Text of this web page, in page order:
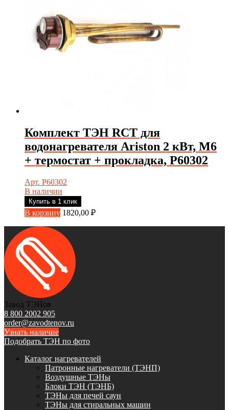
Комплект ТЭН RCT для
водонагревателя Ariston 2 кВт, М6
+ термостат + прокладка, Р60302
Арт. Р60302
В наличии
Купить в 1 клик
В корзину 1820,00 ₽
Завод ТЭНов
8 800 2002 905
order@zavodtenov.ru
Узнать наличие
Подобрать ТЭН по фото
Каталог нагревателей
Патронные нагреватели (ТЭНП)
Воздушные ТЭНы
Блоки ТЭН (ТЭНБ)
ТЭНы для печей саун
ТЭНы для стиральных машин